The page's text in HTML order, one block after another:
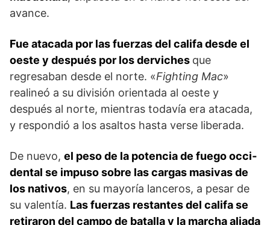
avance.
Fue atacada por las fuerzas del califa desde el
oeste y después por los derviches que
regresaban desde el norte. «Fighting Mac»
realineó a su división orientada al oeste y
después al norte, mientras todavía era atacada,
y respondió a los asal­tos hasta verse liberada.
De nuevo, el peso de la potencia de fuego occi­
dental se impuso sobre las cargas masivas de
los nativos, en su mayoría lanceros, a pesar de
su valen­tía. Las fuerzas restantes del califa se
retiraron del campo de batalla y la marcha aliada